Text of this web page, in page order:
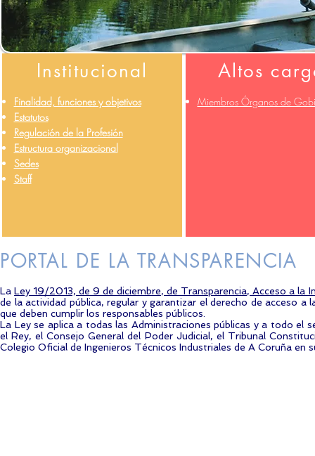
Institucional
Finalidad, funciones y objetivos
Estatutos
Regulación de la Profesión
Estructura organizacional
Sedes
Staff
Altos
Miembros Órganos de
PORTAL DE LA TRANSPARENCIA
LaLey 19/2013, de 9 de diciembre, de Transparencia, Acceso a la
de la actividad pública, regular y garantizar el derecho de acceso
que deben cumplir los responsables públicos.
La Ley se aplica a todas las Administraciones públicas y a todo
el Rey, el Consejo General del Poder Judicial, el Tribunal
Colegio Oficial de Ingenieros Técnicos Industriales de A Coruña en